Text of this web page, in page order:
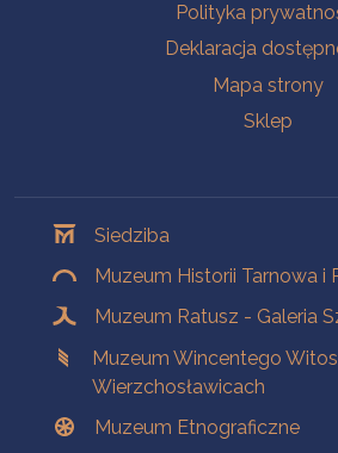
Polityka
Deklaracja
Mapa strony
Sklep
Siedziba
Muzeum Historii Tarnowa i
Muzeum Ratusz - Galeria
Muzeum Wincentego
Wierzchosławicach
Muzeum Etnograficzne